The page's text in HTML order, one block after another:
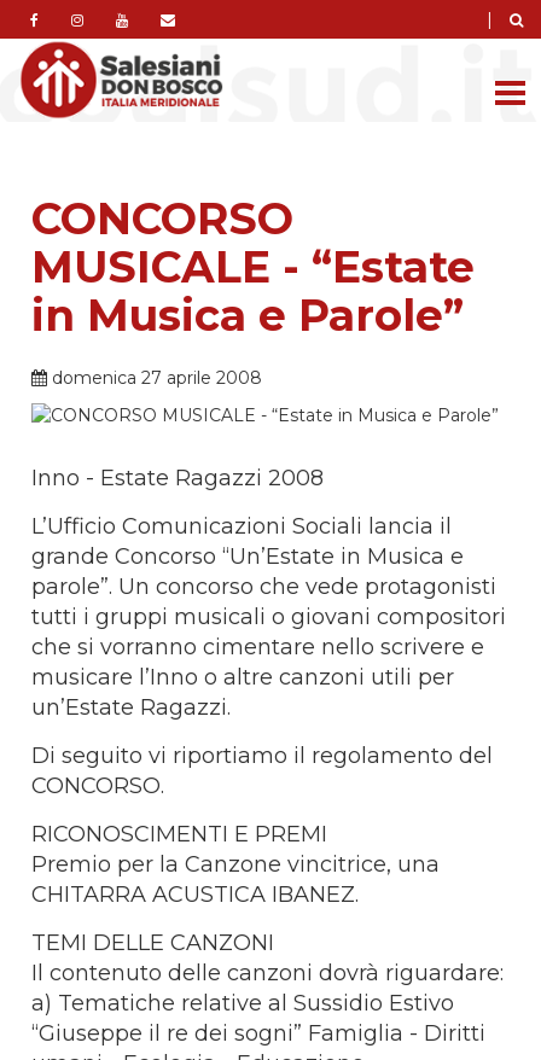
|
CONCORSO
MUSICALE - “Estate
in Musica e Parole”
domenica 27 aprile 2008
Inno - Estate Ragazzi 2008
L’Ufficio Comunicazioni Sociali lancia il
grande Concorso “Un’Estate in Musica e
parole”. Un concorso che vede protagonisti
tutti i gruppi musicali o giovani compositori
che si vorranno cimentare nello scrivere e
musicare l’Inno o altre canzoni utili per
un’Estate Ragazzi.
Di seguito vi riportiamo il regolamento del
CONCORSO.
RICONOSCIMENTI E PREMI
Premio per la Canzone vincitrice, una
CHITARRA ACUSTICA IBANEZ.
TEMI DELLE CANZONI
Il contenuto delle canzoni dovrà riguardare:
a) Tematiche relative al Sussidio Estivo
“Giuseppe il re dei sogni” Famiglia - Diritti